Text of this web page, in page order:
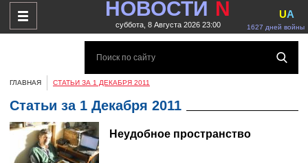
НОВОСТИ N
суббота, 8 Августа 2026 23:00 1627 дней войны
UA
ГЛАВНАЯ СТАТЬИ ЗА 1 ДЕКАБРЯ 2011
Статьи за 1 Декабря 2011
Неудобное пространство